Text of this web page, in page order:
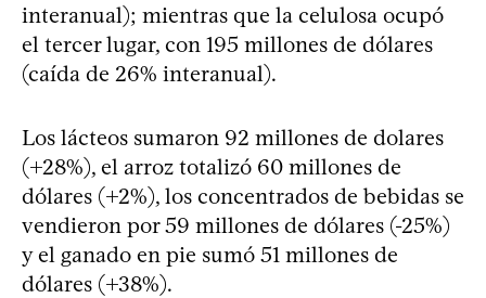
interanual); mientras que la celulosa ocupó
el tercer lugar, con 195 millones de dólares
(caída de 26% interanual).
Los lácteos sumaron 92 millones de dolares
(+28%), el arroz totalizó 60 millones de
dólares (+2%), los concentrados de bebidas se
vendieron por 59 millones de dólares (-25%)
y el ganado en pie sumó 51 millones de
dólares (+38%).